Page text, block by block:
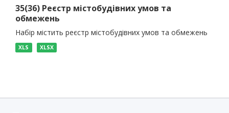
35(36) Реєстр містобудівних умов та
обмежень
Набір містить реєстр містобудівних умов та обмежень
XLS XLSX